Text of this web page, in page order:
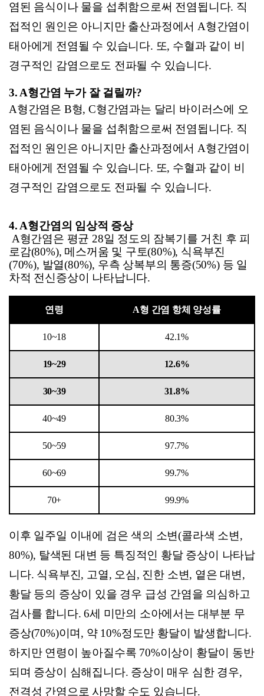
염된 음식이나 물을 섭취함으로써 전염됩니다. 직
접적인 원인은 아니지만 출산과정에서 A형간염이
태아에게 전염될 수 있습니다. 또, 수혈과 같이 비
경구적인 감염으로도 전파될 수 있습니다.
3. A형간염 누가 잘 걸릴까?
A형간염은 B형, C형간염과는 달리 바이러스에 오
염된 음식이나 물을 섭취함으로써 전염됩니다. 직
접적인 원인은 아니지만 출산과정에서 A형간염이
태아에게 전염될 수 있습니다. 또, 수혈과 같이 비
경구적인 감염으로도 전파될 수 있습니다.
4. A형간염의 임상적 증상
A형간염은 평균 28일 정도의 잠복기를 거친 후 피
로감(80%), 메스꺼움 및 구토(80%), 식욕부진
(70%), 발열(80%), 우측 상복부의 통증(50%) 등 일
차적 전신증상이 나타납니다.
연령 A형 간염 항체 양성률
10~18 42.1%
19~29 12.6%
30~39 31.8%
40~49 80.3%
50~59 97.7%
60~69 99.7%
70+ 99.9%
이후 일주일 이내에 검은 색의 소변(콜라색 소변,
80%), 탈색된 대변 등 특징적인 황달 증상이 나타납
니다. 식욕부진, 고열, 오심, 진한 소변, 옅은 대변,
황달 등의 증상이 있을 경우 급성 간염을 의심하고
검사를 합니다.6세 미만의 소아에서는 대부분 무
증상(70%)이며, 약 10%정도만 황달이 발생합니다.
하지만 연령이 높아질수록 70%이상이 황달이 동반
되며 증상이 심해집니다. 증상이 매우 심한 경우,
전격성 간염으로 사망할 수도 있습니다.